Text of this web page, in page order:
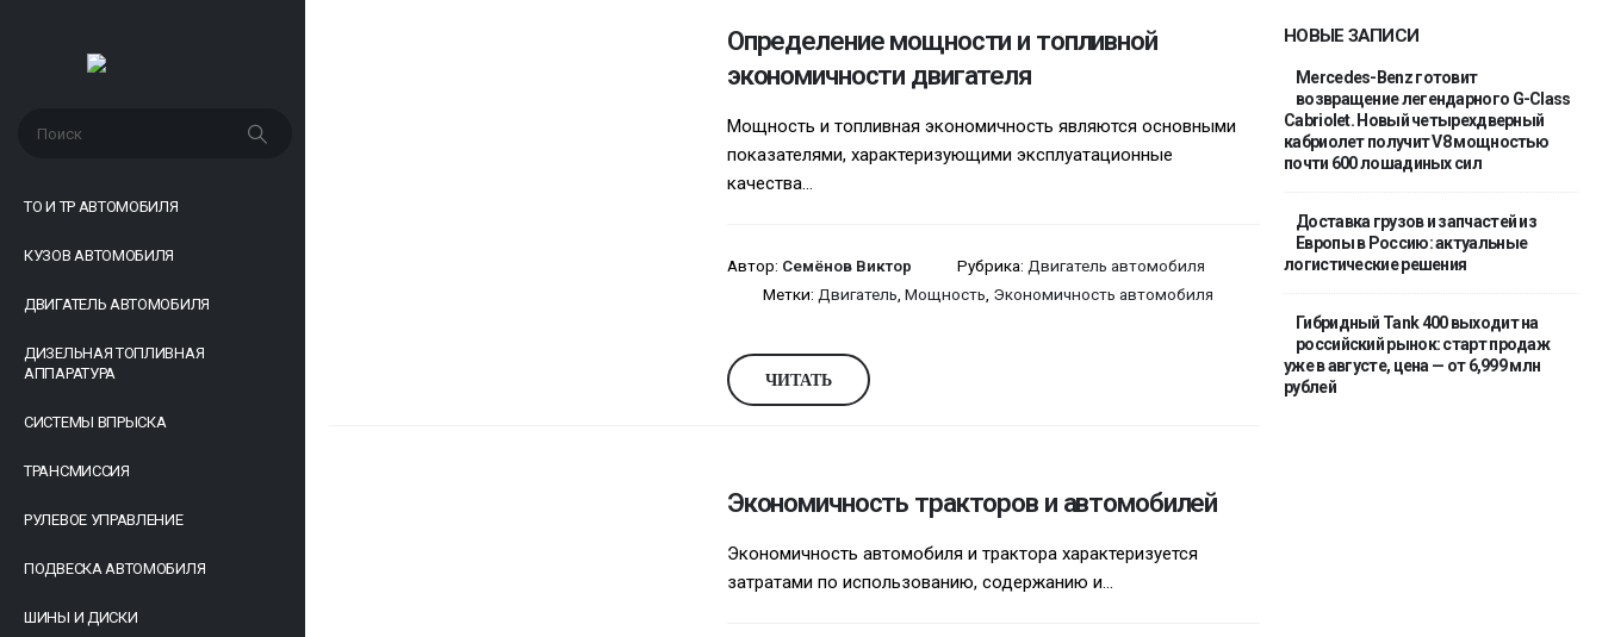
ТО И ТР АВТОМОБИЛЯ
КУЗОВ АВТОМОБИЛЯ
ДВИГАТЕЛЬ АВТОМОБИЛЯ
ДИЗЕЛЬНАЯ ТОПЛИВНАЯ
АППАРАТУРА
СИСТЕМЫ ВПРЫСКА
ТРАНСМИССИЯ
РУЛЕВОЕ УПРАВЛЕНИЕ
ПОДВЕСКА АВТОМОБИЛЯ
ШИНЫ И ДИСКИ
Определение мощности и топливной
экономичности двигателя
Мощность и топливная экономичность являются основными
показателями, характеризующими эксплуатационные
качества...
Автор: Семёнов Виктор Рубрика: Двигатель автомобиля
Метки: Двигатель Мощность Экономичность автомобиля
ЧИТАТЬ
Экономичность тракторов и автомобилей
Экономичность автомобиля и трактора характеризуется
затратами по использованию, содержанию и...
НОВЫЕ ЗАПИСИ
Mercedes-Benz готовит
возвращение легендарного G-Class
Cabriolet. Новый четырехдверный
кабриолет получит V8 мощностью
почти 600 лошадиных сил
Доставка грузов и запчастей из
Европы в Россию: актуальные
логистические решения
Гибридный Tank 400 выходит на
российский рынок: старт продаж
уже в августе, цена — от 6,999 млн
рублей